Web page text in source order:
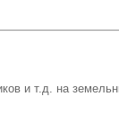
и т.д. на